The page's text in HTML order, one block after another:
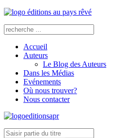
Accueil
Auteurs
Le Blog des Auteurs
Dans les Médias
Evénements
Où nous trouver?
Nous contacter